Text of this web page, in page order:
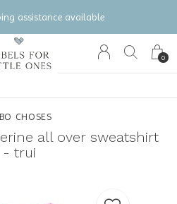
0
gratis verzending vanaf €100 (NL/BE/DE)
CHOSES
all over sweatshirt
- trui